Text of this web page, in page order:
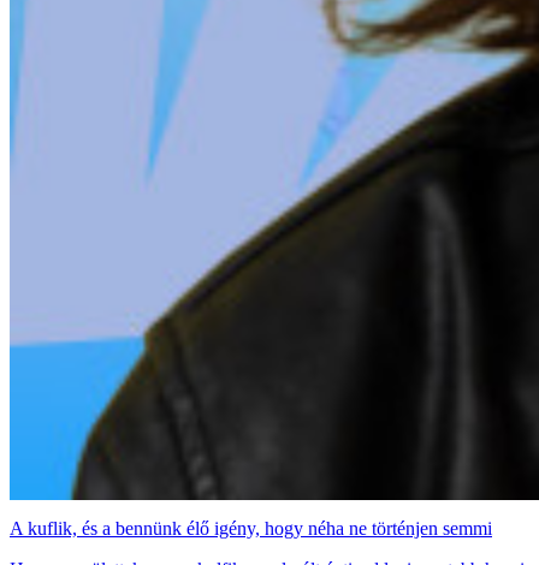
A kuflik, és a bennünk élő igény, hogy néha ne történjen semmi